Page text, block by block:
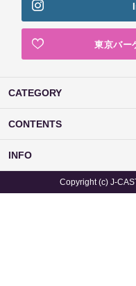
東京バー
CATEGORY
CONTENTS
INFO
Copyright (c) J-